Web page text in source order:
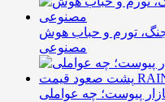
جنگ، تورم و حباب هوش
مصنوعی
پیوست؛ چه عواملی